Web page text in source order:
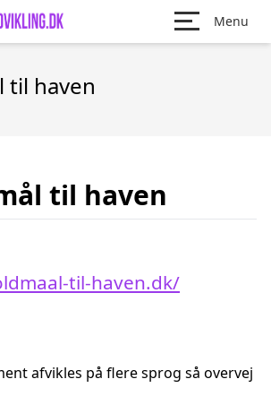
Menu
til haven
til haven
til-haven.dk/
afvikles på flere sprog så overvej